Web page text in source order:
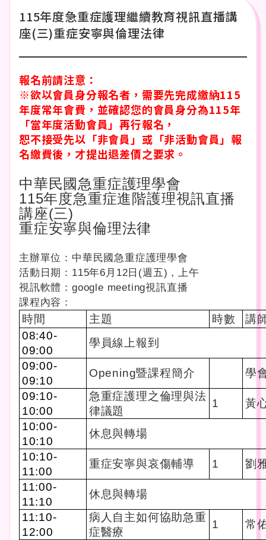
115年度急重症護理繼續教育視訊直播講
座(三)重症安寧與倫理法律
報名前請注意：
※欲以會員身分報名者，需要先完成繳納115
年度常年會費，並確認您的會員身分為115年
「當年度活動會員」再行報名，
恕不接受先以「非會員」或「非活動會員」報
名繳費後，才提出退差價之要求。
中華民國急重症護理學會
115年度急重症進階護理視訊直播
講座(三)
重症安寧與倫理法律
主辦單位：中華民國急重症護理學會
活動日期：115年6月12日(週五)，上午
視訊軟體：google meeting視訊直播
課程內容：
時間 主題 時數
講
08:40-
09:00
學員線上報到
09:00-
09:10
Opening暨課程簡介
學
09:10-
10:00
急重症護理之倫理與法
律議題
1
黃
10:00-
10:10
休息與轉場
10:10-
11:00
重症安寧與哀傷輔導 1
劉
11:00-
11:10
休息與轉場
11:10-
12:00
病人自主如何協助急重
症醫療
1 常